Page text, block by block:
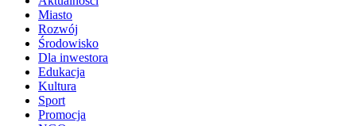
Miasto
Rozwój
Środowisko
Dla inwestora
Edukacja
Kultura
Sport
Promocja